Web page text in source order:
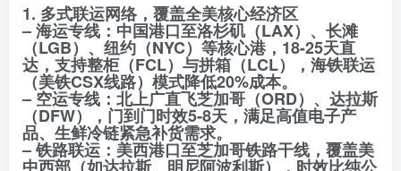
1. 多式联运网络，覆盖全美核心经济区
– 海运专线：中国港口至洛杉矶（LAX）、长滩
（LGB）、纽约（NYC）等核心港，18-25天直
达，支持整柜（FCL）与拼箱（LCL），海铁联运
（美铁CSX线路）模式降低20%成本。
– 空运专线：北上广直飞芝加哥（ORD）、达拉斯
（DFW），门到门时效5-8天，满足高值电子产
品、生鲜冷链紧急补货需求。
– 铁路联运：美西港口至芝加哥铁路干线，覆盖美
中西部（如达拉斯、明尼阿波利斯），时效比纯公